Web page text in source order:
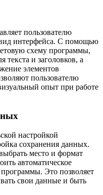
пользователю
интерфейса. С помощью
схему программы,
и заголовков, а
элементов
пользователю
опыт при работе
настройкой
сохранения данных.
место и формат
автоматическое
Это позволяет
свои данные и быть